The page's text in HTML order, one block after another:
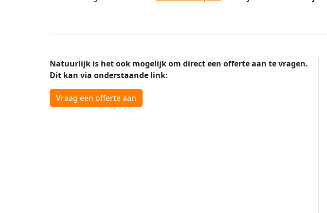
Natuurlijk is het ook mogelijk om direct een offerte aan te vragen.
Dit kan via onderstaande link:
Vraag een offerte aan